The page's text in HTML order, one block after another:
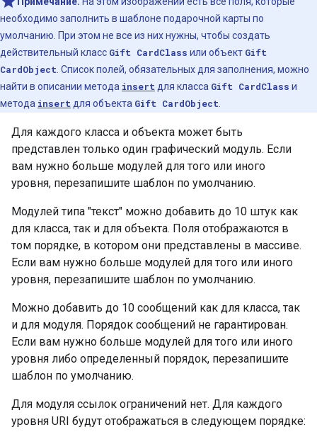
необходимо заполнить в шаблоне подарочной карты по
умолчанию. При этом не все из них нужны, чтобы создать
действительный класс Gift CardClass или объект Gift
CardObject . Список полей, обязательных для заполнения, можно
найти в описании метода insert для класса Gift CardClass и
метода insert для объекта Gift CardObject
Для каждого класса и объекта может быть
представлен только один графический модуль. Если
вам нужно больше модулей для того или иного
уровня, перезапишите шаблон по умолчанию.
Модулей типа "текст" можно добавить до 10 штук как
для класса, так и для объекта. Поля отображаются в
том порядке, в котором они представлены в массиве.
Если вам нужно больше модулей для того или иного
уровня, перезапишите шаблон по умолчанию.
Можно добавить до 10 сообщений как для класса, так
и для модуля. Порядок сообщений не гарантирован.
Если вам нужно больше модулей для того или иного
уровня либо определенный порядок, перезапишите
шаблон по умолчанию.
Для модуля ссылок ограничений нет. Для каждого
уровня URI будут отображаться в следующем порядке: